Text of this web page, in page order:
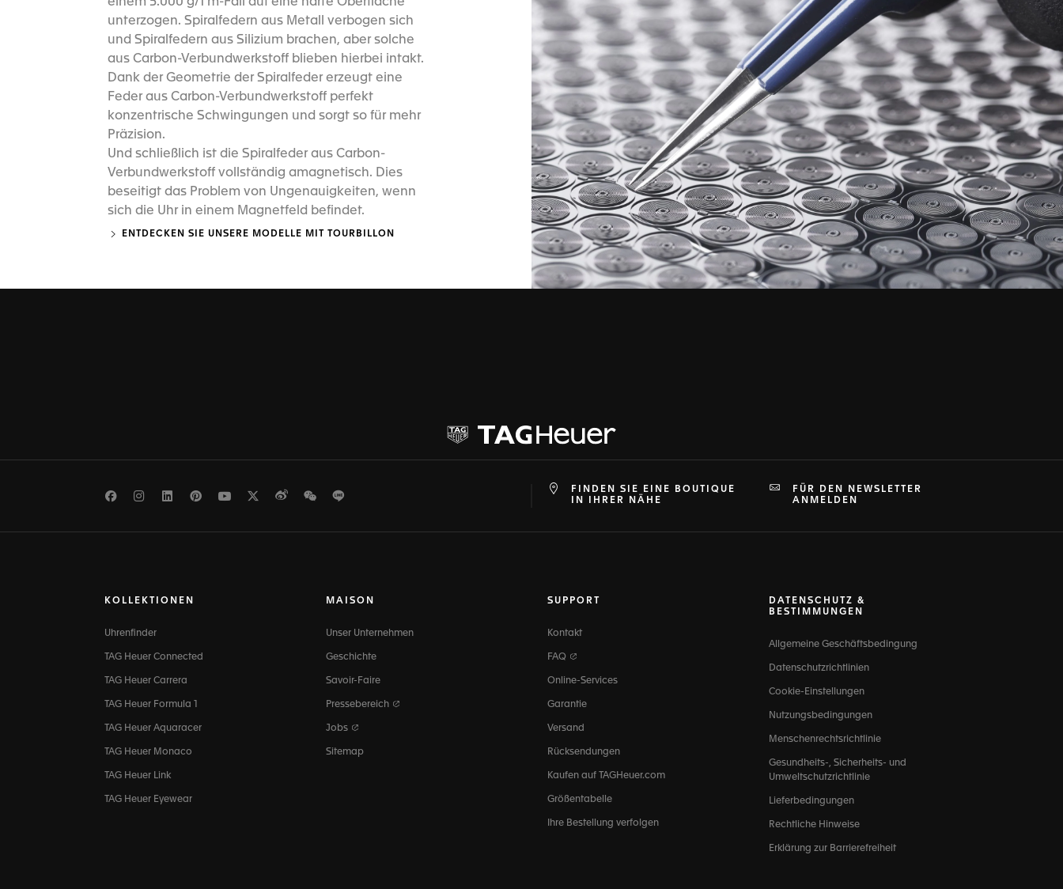
unterzogen. Spiralfedern aus Metall verbogen sich
und Spiralfedern aus Silizium brachen, aber solche
aus Carbon-Verbundwerkstoff blieben hierbei intakt.
Dank der Geometrie der Spiralfeder erzeugt eine
Feder aus Carbon-Verbundwerkstoff perfekt
konzentrische Schwingungen und sorgt so für mehr
Präzision.
Und schließlich ist die Spiralfeder aus Carbon-
Verbundwerkstoff vollständig amagnetisch. Dies
beseitigt das Problem von Ungenauigkeiten, wenn
sich die Uhr in einem Magnetfeld befindet.
ENTDECKEN SIE UNSERE MODELLE MIT TOURBILLON
FacebookInstagramLinkedInPinterest
Youtube
TwitterWeiboWeChat
FINDEN SIE EINE BOUTIQUE
IN IHRER NÄHE
FÜR DEN NEWSLETTER
ANMELDEN
KOLLEKTIONEN
Uhrenfinder
TAG Heuer Connected
TAG Heuer Carrera
TAG Heuer Formula 1
TAG Heuer Aquaracer
TAG Heuer Monaco
TAG Heuer Link
TAG Heuer Eyewear
MAISON
Unser Unternehmen
Geschichte
Savoir-Faire
Pressebereich
Jobs
Sitemap
SUPPORT
Kontakt
FAQ
Online-Services
Garantie
Versand
Rücksendungen
Kaufen auf TAGHeuer.com
Größentabelle
Ihre Bestellung verfolgen
DATENSCHUTZ &
BESTIMMUNGEN
Allgemeine Geschäftsbedingung
Datenschutzrichtlinien
Cookie-Einstellungen
Nutzungsbedingungen
Menschenrechtsrichtlinie
Gesundheits-, Sicherheits- und
Umweltschutzrichtlinie
Lieferbedingungen
Rechtliche Hinweise
Erklärung zur Barrierefreiheit